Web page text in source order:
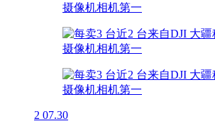
2 07.30